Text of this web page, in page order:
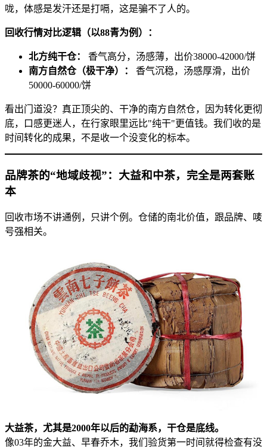
咙，体感是发汗还是打嗝，这是骗不了人的。
回收行情对比逻辑（以88青为例）：
北方纯干仓：
香气高分，汤感薄，出价38000-42000/饼
南方自然仓（极干净）：
香气沉稳，汤感厚滑，出价
50000-60000/饼
看出门道没？真正顶尖的、干净的南方自然仓，因为转化更彻
底，口感更迷人，在行家眼里远比"纯干"更值钱。我们收的是
时间转化的成果，不是收一个没变化的标本。
品牌茶的“地域歧视”：大益和中茶，完全是两套账
本
回收市场不讲通例，只讲个例。仓储的南北价值，跟品牌、唛
号强相关。
大益茶，尤其是2000年以后的勐海系，干仓是底线。
像03年的金大益、早春乔木，我们验货第一时间就得检查有没